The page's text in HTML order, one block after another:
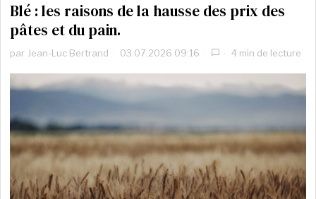
Blé : les raisons de la hausse des prix des
pâtes et du pain.
par Jean-Luc Bertrand 03.07.2026 09:16 4 min de lecture